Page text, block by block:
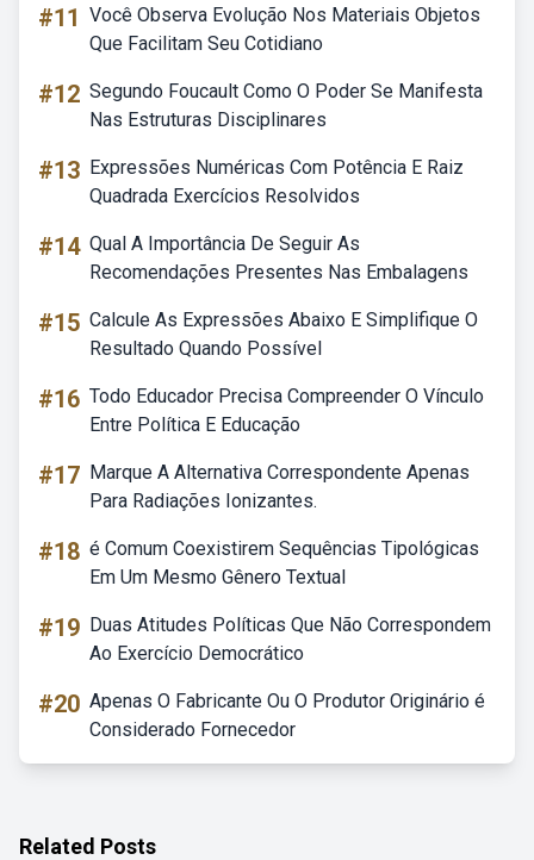
#11 Você Observa Evolução Nos Materiais Objetos
Que Facilitam Seu Cotidiano
#12 Segundo Foucault Como O Poder Se Manifesta
Nas Estruturas Disciplinares
#13 Expressões Numéricas Com Potência E Raiz
Quadrada Exercícios Resolvidos
#14 Qual A Importância De Seguir As
Recomendações Presentes Nas Embalagens
#15 Calcule As Expressões Abaixo E Simplifique O
Resultado Quando Possível
#16 Todo Educador Precisa Compreender O Vínculo
Entre Política E Educação
#17 Marque A Alternativa Correspondente Apenas
Para Radiações Ionizantes.
#18 é Comum Coexistirem Sequências Tipológicas
Em Um Mesmo Gênero Textual
#19 Duas Atitudes Políticas Que Não Correspondem
Ao Exercício Democrático
#20 Apenas O Fabricante Ou O Produtor Originário é
Considerado Fornecedor
Related Posts